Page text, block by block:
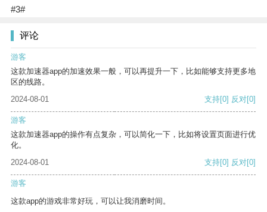
#3#
评论
游客
这款加速器app的加速效果一般，可以再提升一下，比如能够支持更多地
区的线路。
2024-08-01
支持[0] 反对[0]
游客
这款加速器app的操作有点复杂，可以简化一下，比如将设置页面进行优
化。
2024-08-01
支持[0] 反对[0]
游客
这款app的游戏非常好玩，可以让我消磨时间。